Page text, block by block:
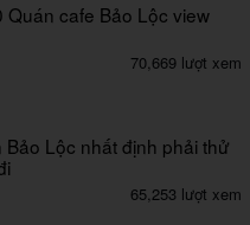
Quán cafe Bảo Lộc view
70,669 lượt xem
Bảo Lộc nhất định phải thử
65,253 lượt xem